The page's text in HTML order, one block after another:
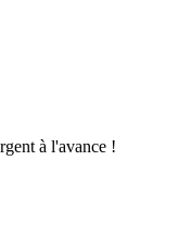
à l'avance !